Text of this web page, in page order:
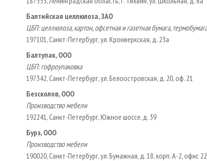
Балтийская целлюлоза, ЗАО
ЦБП: целлюлоза, картон, офсетная и газетная бумага, термобумага
197101, Санкт-Петербург, ул. Кронверкская, д. 23а
Балтупак, ООО
ЦБП: гофроупаковка
197342, Санкт-Петербург, ул. Белоостровская, д. 20, оф. 21
Безсколов, ООО
Производство мебели
192241, Санкт-Петербург, Южное шоссе, д. 39
Бурэ, ООО
Производство мебели
190020, Санкт-Петербург, ул. Бумажная, д. 18, корп. А-2, офис